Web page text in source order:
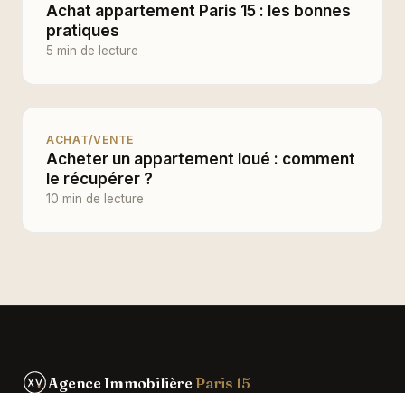
Achat appartement Paris 15 : les bonnes
pratiques
5 min de lecture
ACHAT/VENTE
Acheter un appartement loué : comment
le récupérer ?
10 min de lecture
Agence Immobilière Paris 15